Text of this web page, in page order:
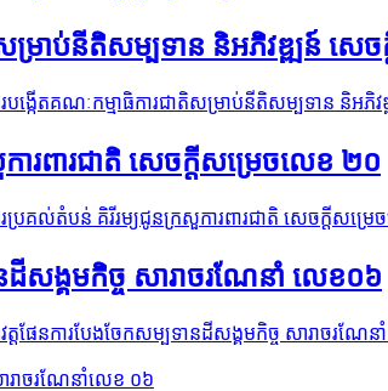
សម្រាប់នីតិសម្បទាន និអភិវឌ្ឍន៍ សេ
របង្កើតគណៈកម្មាធិការជាតិសម្រាប់នីតិសម្បទាន និអ
ារពារជាតិ សេចក្ដីសម្រេចលេខ ២០
រប្រគល់តំបន់ គិរីរម្យជូនក្រសួការពារជាតិ សេចក្ដីសម្រ
ដីសង្គមកិច្ច សារាចរណែនាំ លេខ០៦
ត្តផែនការបែងចែកសម្បទានដីសង្គមកិច្ច សារាចរណែ
ារាចរណែនាំលេខ ០៦